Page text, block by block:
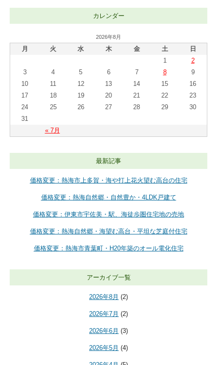
カレンダー
2026年8月
月 火 水 木 金 土 日
« 7月
1
2
3
4 5 6 7 8
9
10
11 12 13 14 15
16
17
18 19 20 21 22
23
24
25 26 27 28 29
30
31
最新記事
価格変更：熱海市上多賀・海や打上花火望む高台の住宅
価格変更：熱海自然郷・自然豊か・4LDK戸建て
価格変更：伊東市宇佐美・駅、海徒歩圏住宅地の売地
価格変更：熱海自然郷・海望む高台・平坦な芝庭付住宅
価格変更：熱海市青葉町・H20年築のオール電化住宅
アーカイブ一覧
2026年8月 (2)
2026年7月 (2)
2026年6月 (3)
2026年5月 (4)